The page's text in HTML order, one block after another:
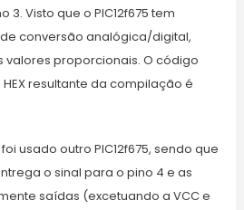
3. Visto que o PIC12f675 tem
conversão analógica/digital,
valores proporcionais. O código
resultante da compilação é
usado outro PIC12f675, sendo que
o sinal para o pino 4 e as
saídas (excetuando a VCC e